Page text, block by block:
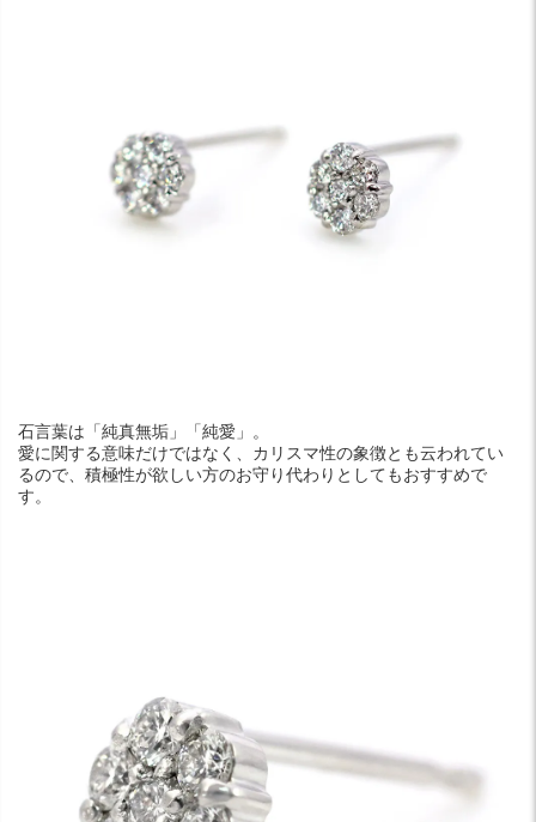
石言葉は「純真無垢」「純愛」。
愛に関する意味だけではなく、カリスマ性の象徴とも云われてい
るので、積極性が欲しい方のお守り代わりとしてもおすすめで
す。